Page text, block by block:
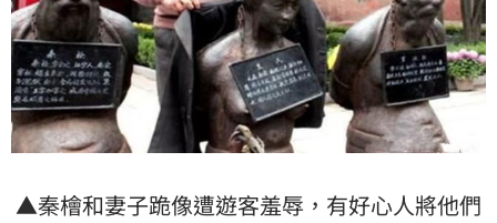
▲秦檜和妻子跪像遭遊客羞辱，有好心人將他們